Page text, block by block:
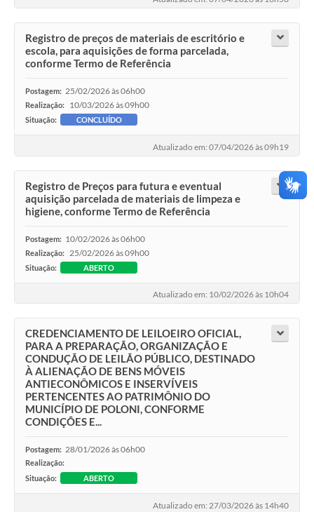
Registro de preços de materiais de escritório e
escola, para aquisições de forma parcelada,
conforme Termo de Referência
Postagem: 25/02/2026 às 06h00
Realização: 10/03/2026 às 09h00
Situação: CONCLUÍDO
Atualizado em: 07/04/2026 às 09h19
Registro de Preços para futura e eventual
aquisição parcelada de materiais de limpeza e
higiene, conforme Termo de Referência
Postagem: 10/02/2026 às 06h00
Realização: 25/02/2026 às 09h00
Situação: ABERTO
Atualizado em: 10/02/2026 às 10h04
CREDENCIAMENTO DE LEILOEIRO OFICIAL,
PARA A PREPARAÇÃO, ORGANIZAÇÃO E
CONDUÇÃO DE LEILÃO PÚBLICO, DESTINADO
À ALIENAÇÃO DE BENS MÓVEIS
ANTIECONÔMICOS E INSERVÍVEIS
PERTENCENTES AO PATRIMÔNIO DO
MUNICÍPIO DE POLONI, CONFORME
CONDIÇÕES E...
Postagem: 28/01/2026 às 06h00
Realização:
Situação:
ABERTO
Atualizado em: 27/03/2026 às 14h40